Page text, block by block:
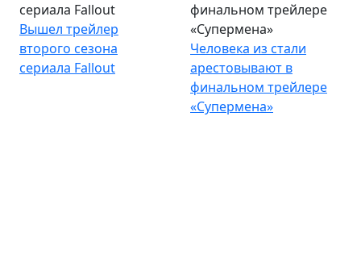
сериала Fallout
Вышел трейлер
второго сезона
сериала Fallout
финальном трейлере
«Супермена»
Человека из стали
арестовывают в
финальном трейлере
«Супермена»